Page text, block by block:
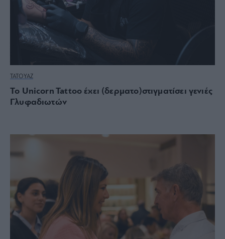
ΤΑΤΟΥΑΖ
Το Unicorn Tattoo έχει (δερματο)στιγματίσει γενιές
Γλυφαδιωτών